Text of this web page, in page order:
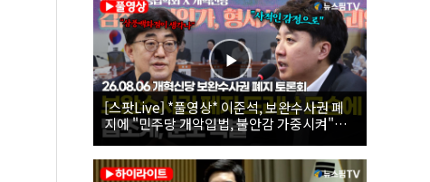
[스팟Live] *풀영상* 이준석, 보완수사권 폐
지에 "민주당 개악입법, 불안감 가중시켜"｜
26.08.06 개혁신당 보완수사권 폐지 토론회